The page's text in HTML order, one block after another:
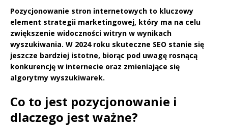
Pozycjonowanie stron internetowych to kluczowy
element strategii marketingowej, który ma na celu
zwiększenie widoczności witryn w wynikach
wyszukiwania. W 2024 roku skuteczne SEO stanie się
jeszcze bardziej istotne, biorąc pod uwagę rosnącą
konkurencję w internecie oraz zmieniające się
algorytmy wyszukiwarek.
Co to jest pozycjonowanie i
dlaczego jest ważne?